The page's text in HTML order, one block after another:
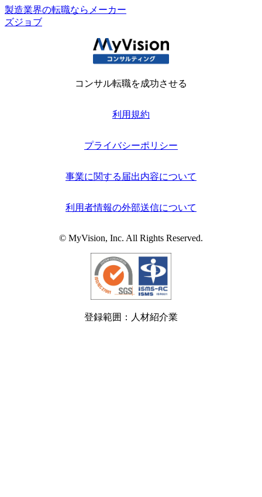
製造業界の転職ならメーカー
ズジョブ
コンサル転職を成功させる
利用規約
プライバシーポリシー
事業に関する届出内容について
利用者情報の外部送信について
© MyVision, Inc. All Rights Reserved.
登録範囲：人材紹介業